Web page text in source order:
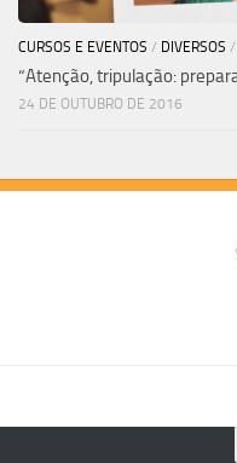
CURSOS E EVENTOS / DIVERSOS /
“Atenção, tripulação:
24 DE OUTUBRO DE 2016